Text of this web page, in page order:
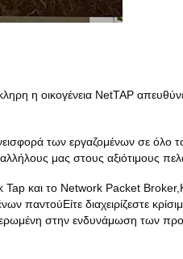
η οικογένεια NetTAP
των εργαζομένων σε όλο
μας στους αξιότιμους
και το Network Packet
παντούΕίτε διαχειρίζεστε
στην ενδυνάμωση των